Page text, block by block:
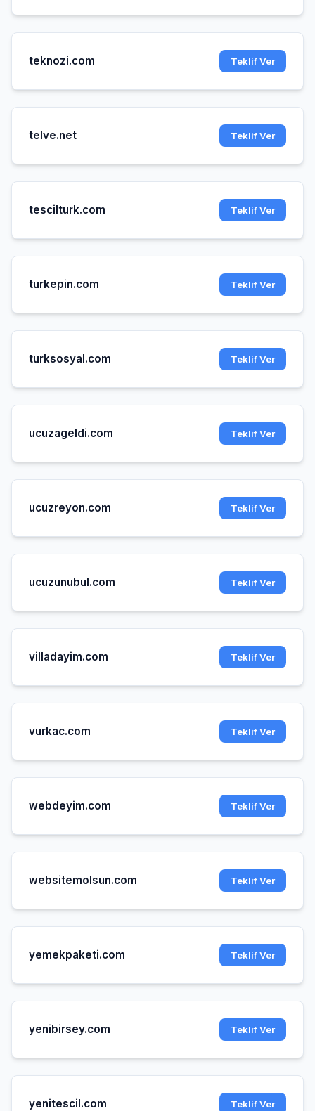
teknozi.com Teklif Ver
telve.net Teklif Ver
tescilturk.com Teklif Ver
turkepin.com Teklif Ver
turksosyal.com Teklif Ver
ucuzageldi.com Teklif Ver
ucuzreyon.com Teklif Ver
ucuzunubul.com Teklif Ver
villadayim.com Teklif Ver
vurkac.com Teklif Ver
webdeyim.com Teklif Ver
websitemolsun.com Teklif Ver
yemekpaketi.com Teklif Ver
yenibirsey.com Teklif Ver
yenitescil.com Teklif Ver